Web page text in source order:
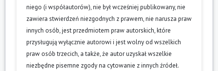
niego (i współautorów), nie był wcześniej publikowany, nie
zawiera stwierdzeń niezgodnych z prawem, nie narusza praw
innych osób, jest przedmiotem praw autorskich, które
przysługują wyłącznie autorowi i jest wolny od wszelkich
praw osób trzecich, a także, że autor uzyskał wszelkie
niezbędne pisemne zgody na cytowanie z innych źródeł.